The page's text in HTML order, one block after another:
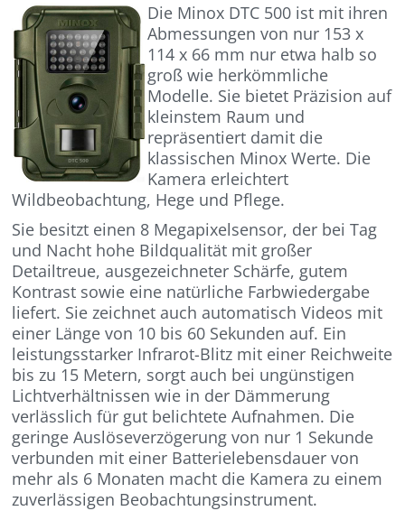
Die Minox DTC 500 ist mit ihren
Abmessungen von nur 153 x
114 x 66 mm nur etwa halb so
groß wie herkömmliche
Modelle. Sie bietet Präzision auf
kleinstem Raum und
repräsentiert damit die
klassischen Minox Werte. Die
Kamera erleichtert
Wildbeobachtung, Hege und Pflege.
Sie besitzt einen 8 Megapixelsensor, der bei Tag
und Nacht hohe Bildqualität mit großer
Detailtreue, ausgezeichneter Schärfe, gutem
Kontrast sowie eine natürliche Farbwiedergabe
liefert. Sie zeichnet auch automatisch Videos mit
einer Länge von 10 bis 60 Sekunden auf. Ein
leistungsstarker Infrarot-Blitz mit einer Reichweite
bis zu 15 Metern, sorgt auch bei ungünstigen
Lichtverhältnissen wie in der Dämmerung
verlässlich für gut belichtete Aufnahmen. Die
geringe Auslöseverzögerung von nur 1 Sekunde
verbunden mit einer Batterielebensdauer von
mehr als 6 Monaten macht die Kamera zu einem
zuverlässigen Beobachtungsinstrument.